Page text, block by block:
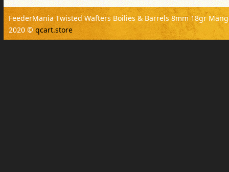
FeederMania Twisted Wafters Boilies & Barrels 8mm 18gr
2020 © qcart.store